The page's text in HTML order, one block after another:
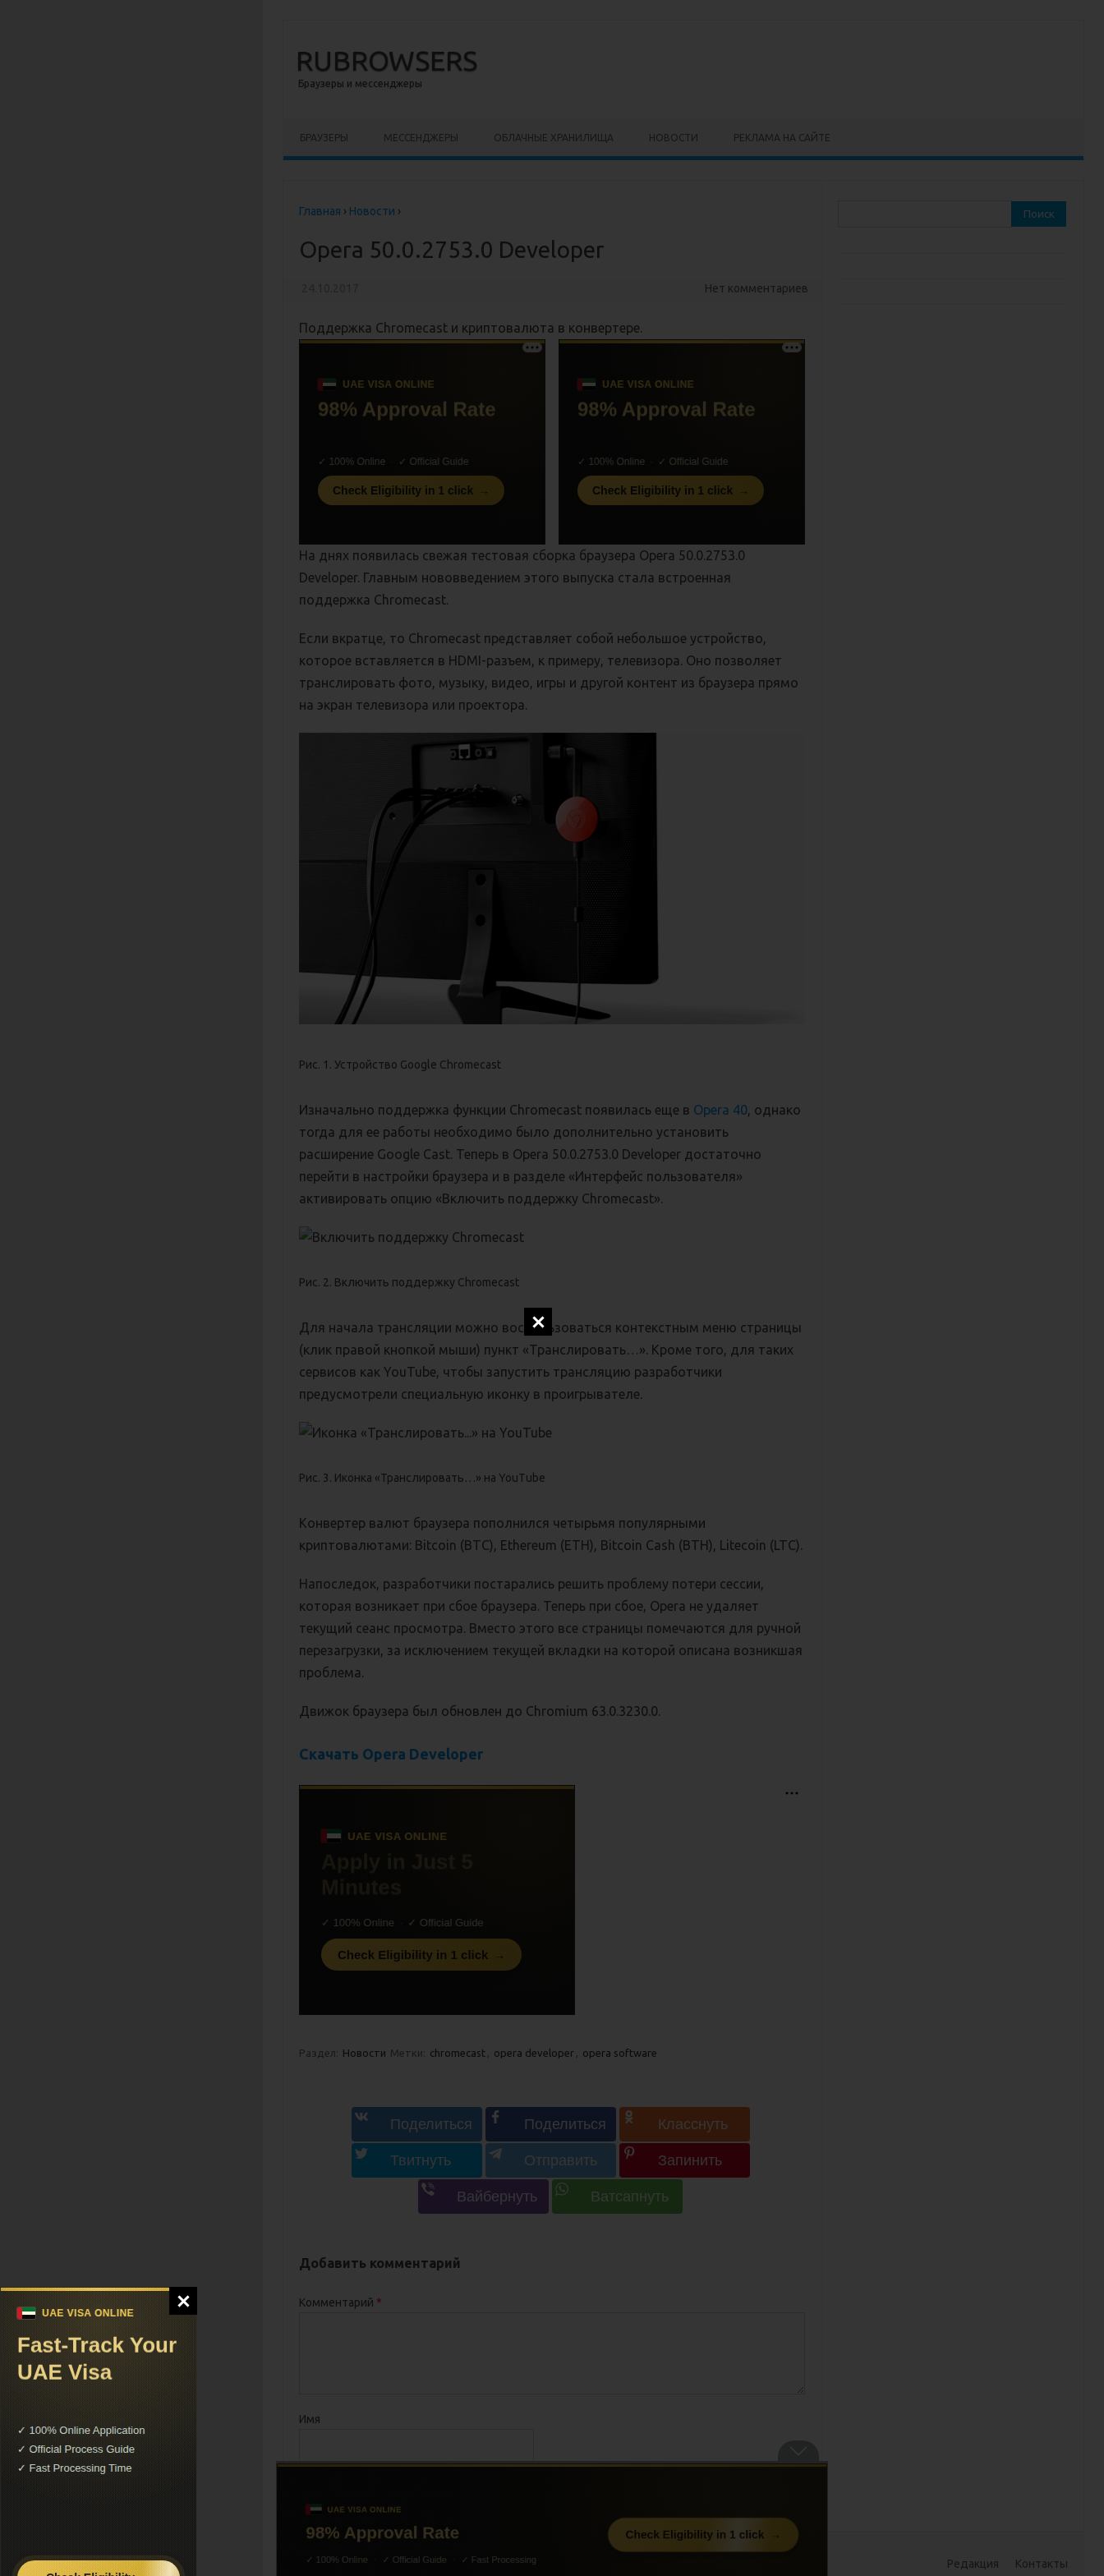
RUBROWSERS
Браузеры и мессенджеры
БРАУЗЕРЫ МЕССЕНДЖЕРЫ ОБЛАЧНЫЕ ХРАНИЛИЩА НОВОСТИ РЕКЛАМА НА САЙТЕ
Главная › Новости ›
Opera 50.0.2753.0 Developer
Нет комментариев
Поддержка Chromecast и криптовалюта в конвертере.
На днях появилась свежая тестовая сборка браузера Opera 50.0.2753.0
Developer. Главным нововведением этого выпуска стала встроенная
поддержка Chromecast.
Если вкратце, то Chromecast представляет собой небольшое устройство,
которое вставляется в HDMI-разъем, к примеру, телевизора. Оно позволяет
транслировать фото, музыку, видео, игры и другой контент из браузера прямо
на экран телевизора или проектора.
Рис. 1. Устройство Google Chromecast
Изначально поддержка функции Chromecast появилась еще в Opera 40, однако
тогда для ее работы необходимо было дополнительно установить
расширение Google Cast. Теперь в Opera 50.0.2753.0 Developer достаточно
перейти в настройки браузера и в разделе «Интерфейс пользователя»
активировать опцию «Включить поддержку Chromecast».
Рис. 2. Включить поддержку Chromecast
Для начала трансляции можно воспользоваться контекстным меню страницы
(клик правой кнопкой мыши) пункт «Транслировать…». Кроме того, для таких
сервисов как YouTube, чтобы запустить трансляцию разработчики
предусмотрели специальную иконку в проигрывателе.
Рис. 3. Иконка «Транслировать…» на YouTube
Конвертер валют браузера пополнился четырьмя популярными
криптовалютами: Bitcoin (BTC), Ethereum (ETH), Bitcoin Cash (BTH), Litecoin (LTC).
Напоследок, разработчики постарались решить проблему потери сессии,
которая возникает при сбое браузера. Теперь при сбое, Opera не удаляет
текущий сеанс просмотра. Вместо этого все страницы помечаются для ручной
перезагрузки, за исключением текущей вкладки на которой описана возникшая
проблема.
Движок браузера был обновлен до Chromium 63.0.3230.0.
Скачать Opera Developer
Раздел: Новости Метки: chromecast , opera developer , opera software
Добавить комментарий
Комментарий *
Имя
Rubrowsers.ru ©. Все права защищены. Редакция Контакты